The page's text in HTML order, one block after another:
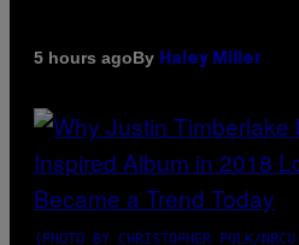
5 hours agoBy Haley Miller
(PHOTO BY CHRISTOPHER POLK/